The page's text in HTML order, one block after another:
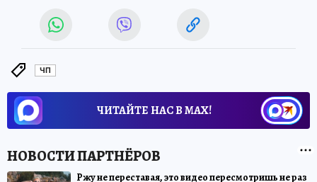
ЧП
ЧИТАЙТЕ НАС В МАХ!
Ржу не переставая, это видео пересмотришь не раз